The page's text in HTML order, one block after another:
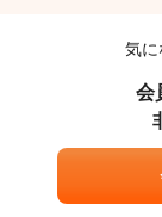
気に
会